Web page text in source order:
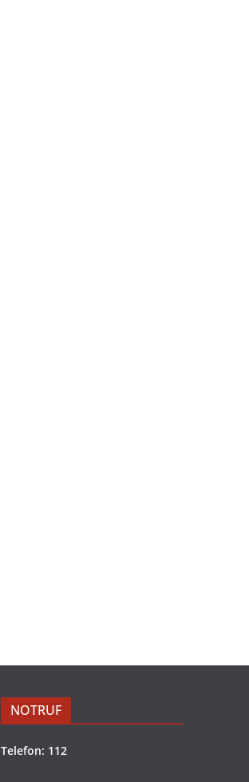
NOTRUF
Telefon: 112